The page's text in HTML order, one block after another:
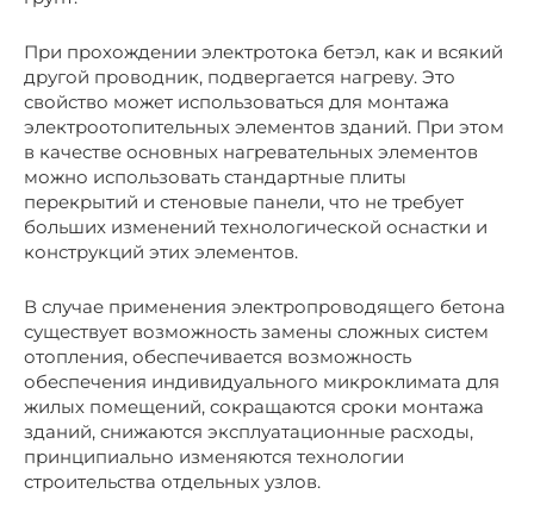
При прохождении электротока бетэл, как и всякий
другой проводник, подвергается нагреву. Это
свойство может использоваться для монтажа
электроотопительных элементов зданий. При этом
в качестве основных нагревательных элементов
можно использовать стандартные плиты
перекрытий и стеновые панели, что не требует
больших изменений технологической оснастки и
конструкций этих элементов.
В случае применения электропроводящего бетона
существует возможность замены сложных систем
отопления, обеспечивается возможность
обеспечения индивидуального микроклимата для
жилых помещений, сокращаются сроки монтажа
зданий, снижаются эксплуатационные расходы,
принципиально изменяются технологии
строительства отдельных узлов.